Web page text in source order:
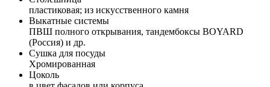
пластиковая; из искусственного камня
Выкатные системы
ПВШ полного открывания, тандембоксы BOYARD
(Россия) и др.
Сушка для посуды
Хромированная
Цоколь